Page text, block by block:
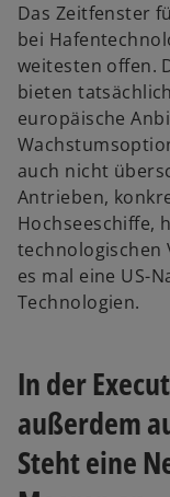
Das Zeitfenster
bei
weitesten offen.
bieten
europäische
auch nicht
Antrieben,
Hochseeschiffe,
technologischen
es mal eine US-
Technologien.
In der
außerdem
Steht eine